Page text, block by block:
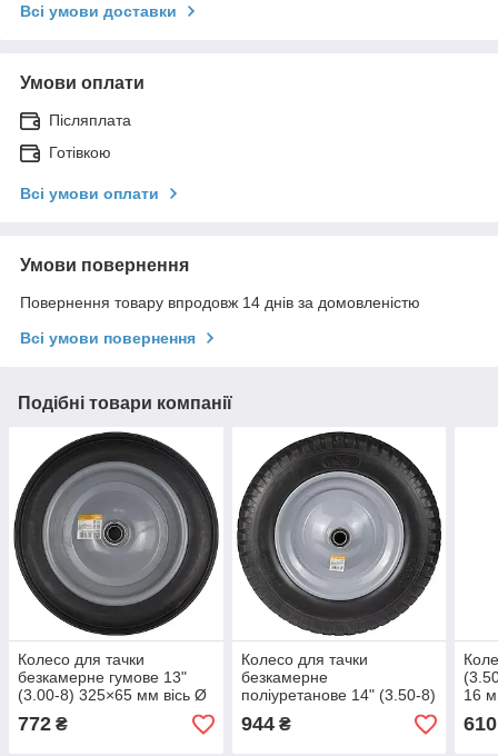
Всі умови доставки
Умови оплати
Післяплата
Готівкою
Всі умови оплати
Умови повернення
Повернення товару впродовж 14 днів за домовленістю
Всі умови повернення
Подібні товари компанії
Колесо для тачки
безкамерне гумове 13"
(3.00-8) 325×65 мм вісь Ø
20 мм довжина 90 мм
FLORA (5058574)
772 ₴
Колесо для тачки
безкамерне
поліуретанове 14" (3.50-8)
370×80 мм вісь Ø16 мм
довжина 90 мм FLORA
944₴
16
610